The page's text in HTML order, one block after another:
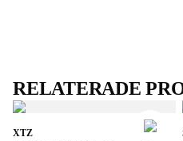
RELATERADE
XTZ